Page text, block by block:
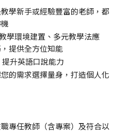
學新手或經驗豐富的老師，都
學環境建置、多元教學法應
提供全方位知能
升英語口說能力
的需求選擇量身，打造個人化
專任教師（含專案）及符合以